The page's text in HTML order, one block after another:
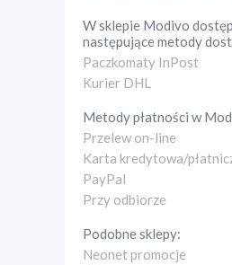
W sklepie Modivo
następujące metody
Paczkomaty InPost
Kurier DHL
Metody płatności w
Przelew on-line
Karta kredytowa/
PayPal
Przy odbiorze
Podobne sklepy:
Neonet promocje